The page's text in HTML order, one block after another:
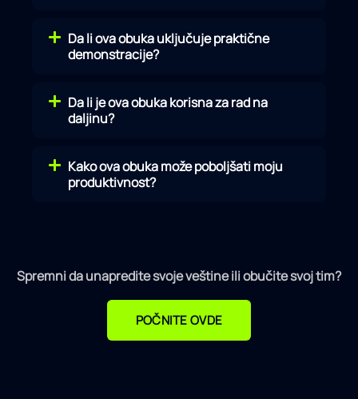
Da li ova obuka uključuje praktične
demonstracije?
Da li je ova obuka korisna za rad na
daljinu?
Kako ova obuka može poboljšati moju
produktivnost?
Spremni da unapredite svoje veštine ili obučite svoj tim?
POČNITE OVDE